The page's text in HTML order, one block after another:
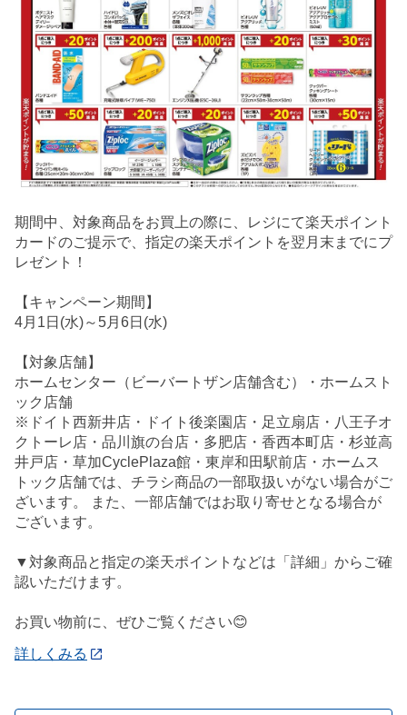
期間中、対象商品をお買上の際に、レジにて楽天ポイント
カードのご提示で、指定の楽天ポイントを翌月末までにプ
レゼント！
【キャンペーン期間】
4月1日(水)～5月6日(水)
【対象店舗】
ホームセンター（ビーバートザン店舗含む）・ホームスト
ック店舗
※ドイト西新井店・ドイト後楽園店・足立扇店・八王子オ
クトーレ店・品川旗の台店・多肥店・香西本町店・杉並高
井戸店・草加CyclePlaza館・東岸和田駅前店・ホームス
トック店舗では、チラシ商品の一部取扱いがない場合がご
ざいます。 また、一部店舗ではお取り寄せとなる場合が
ございます。
▼対象商品と指定の楽天ポイントなどは「詳細」からご確
認いただけます。
お買い物前に、ぜひご覧ください😊
詳しくみる